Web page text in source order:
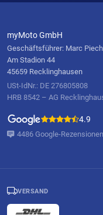
myMoto GmbH
Geschäftsführer: Marc
Am Stadion 44
45659 Recklinghausen
USt-IdNr.: DE 276805808
HRB 8542 – AG
4.9
4486 Google-Rezensionen
VERSAND